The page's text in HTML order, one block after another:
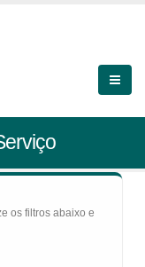
os filtros abaixo e